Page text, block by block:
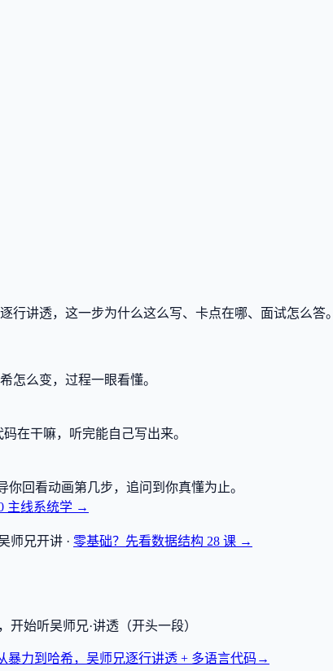
行讲透，这一步为什么这么写、卡点在哪、面试怎么答。
怎么变，过程一眼看懂。
在干嘛，听完能自己写出来。
你回看动画第几步，追问到你真懂为止。
主线系统学 →
师兄开讲 · 零基础？先看数据结构 28 课 →
开始听吴师兄·讲透（开头一段）
暴力到哈希，吴师兄逐行讲透 + 多语言代码 →